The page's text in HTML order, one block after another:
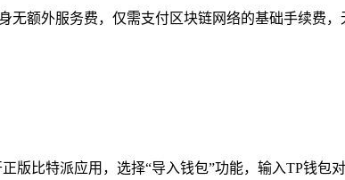
额外服务费，仅需支付区块链网络的基础手续费
比特派应用，选择“导入钱包”功能，输入TP钱包